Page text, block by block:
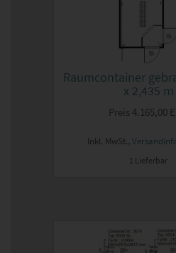
Raumcontainer
x 2,435 m
Preis 4.165,00
Inkl. MwSt.,
1 Lieferbar